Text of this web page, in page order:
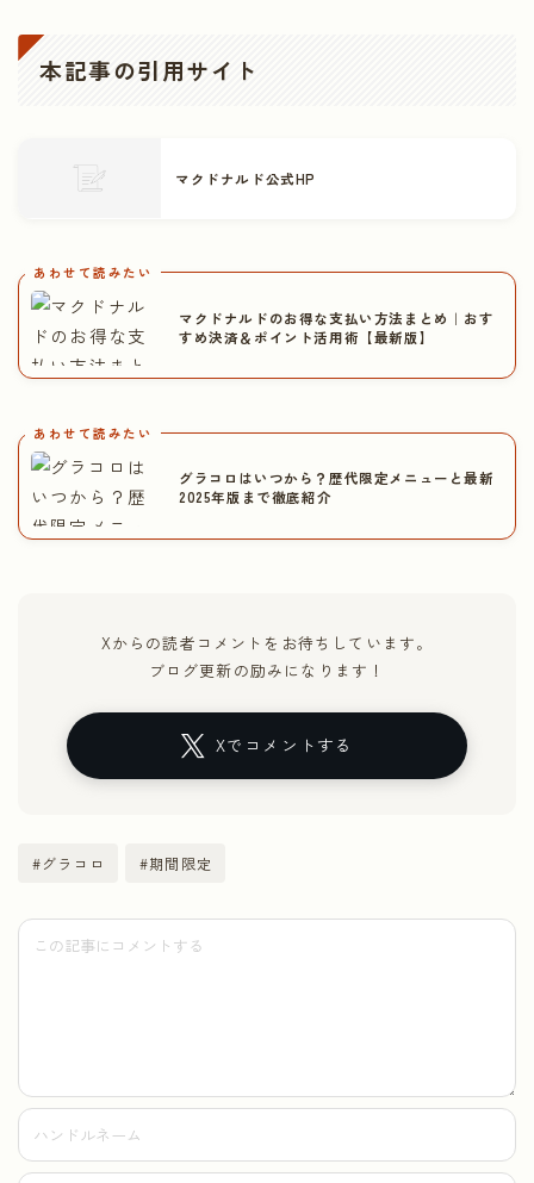
本記事の引用サイト
マクドナルド公式HP
あわせて読みたい
マクドナルドのお得な支払い方法まとめ｜おす
すめ決済＆ポイント活用術【最新版】
あわせて読みたい
グラコロはいつから？歴代限定メニューと最新
2025年版まで徹底紹介
Xからの読者コメントをお待ちしています。
ブログ更新の励みになります！
Xでコメントする
#グラコロ #期間限定